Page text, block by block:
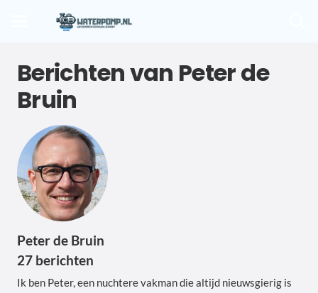
Berichten van Peter de
Bruin
Peter de Bruin
27 berichten
Ik ben Peter, een nuchtere vakman die altijd nieuwsgierig is